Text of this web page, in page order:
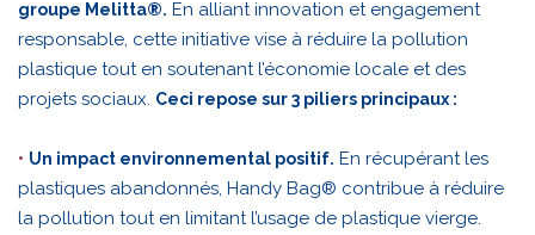
groupe Melitta®. En alliant innovation et engagement
responsable, cette initiative vise à réduire la pollution
plastique tout en soutenant l’économie locale et des
projets sociaux. Ceci repose sur 3 piliers principaux :
• Un impact environnemental positif. En récupérant les
plastiques abandonnés, Handy Bag® contribue à réduire
la pollution tout en limitant l’usage de plastique vierge.